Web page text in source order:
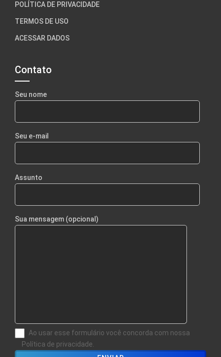
POLÍTICA DE PRIVACIDADE
TERMOS DE USO
ACESSAR DADOS
Contato
Seu nome
Seu e-mail
Assunto
Sua mensagem (opcional)
Ao usar esse formulário você concorda com nossa
Política de privacidade.